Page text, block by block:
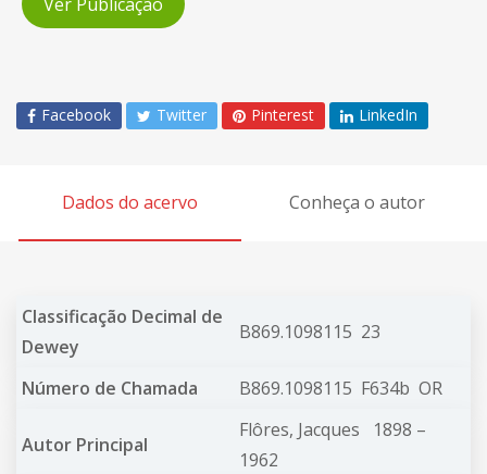
Facebook Twitter Pinterest LinkedIn
Dados do acervo Conheça o autor
Classificação Decimal de
Dewey
B869.1098115 23
Número de Chamada B869.1098115 F634b OR
Autor Principal
Flôres, Jacques
1898 –
1962